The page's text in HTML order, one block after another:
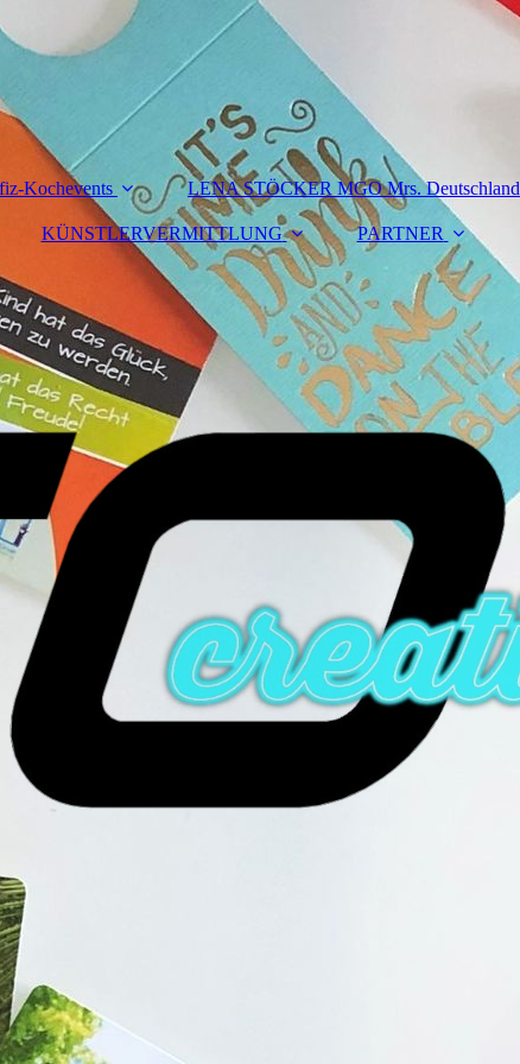
Kochevents LENA STÖCKER MGO Mrs. Deutschland
KÜNSTLERVERMITTLUNG PARTNER